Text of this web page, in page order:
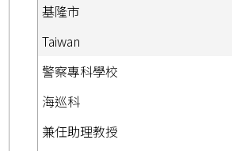
基隆市
Taiwan
警察專科學校
海巡科
兼任助理教授